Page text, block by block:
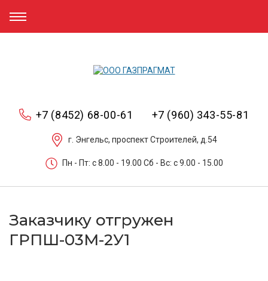
+7 (8452) 68-00-61 +7 (960) 343-55-81
г. Энгельс, проспект Строителей, д.54
Пн - Пт: c 8.00 - 19.00 Сб - Вс: c 9.00 - 15.00
Заказчику отгружен
ГРПШ-03М-2У1